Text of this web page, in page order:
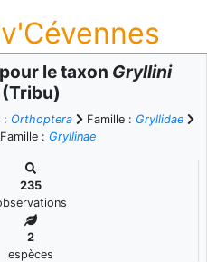
le taxon Gryllini
(Tribu)
: Orthoptera Famille : Gryllidae
: Gryllinae
235
2
espèces